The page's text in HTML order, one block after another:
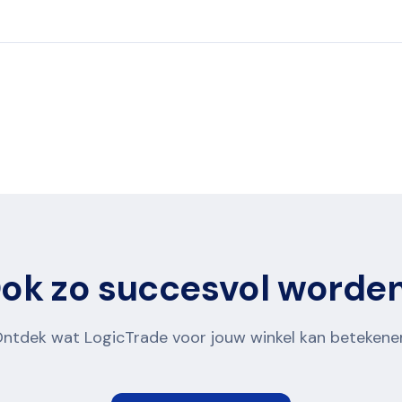
zo succesvol
wat LogicTrade voor jouw winkel kan